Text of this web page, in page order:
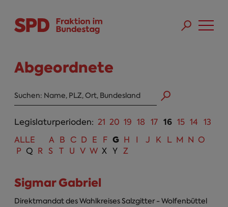
Abgeordnete
Abgeordneten Suche
Legislaturperioden: 21 20 19 18 17 16 15 14 13
ALLE
A B C D E F G H I J K L M N O
P Q R S T U V W X Y Z
Sigmar Gabriel
Direktmandat des Wahlkreises Salzgitter - Wolfenbüttel